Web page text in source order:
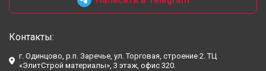
Контакты:
г. Одинцово, р.п. Заречье, ул. Торговая, строение 2. ТЦ
«ЭлитСтрой материалы», 3 этаж, офис 320.